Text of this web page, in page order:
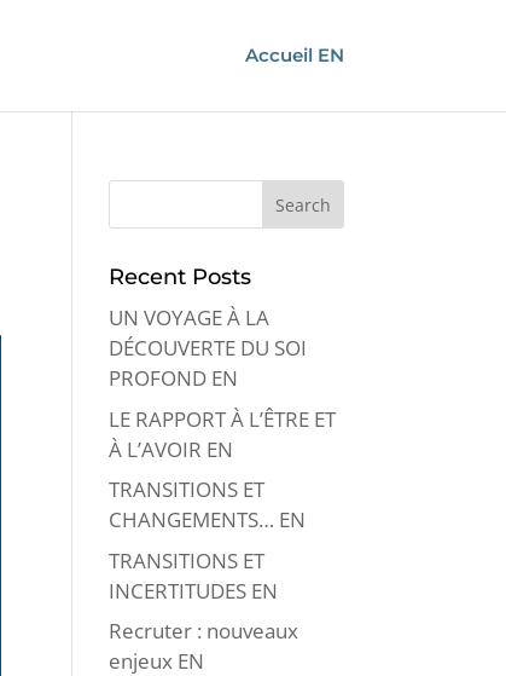
Accueil EN
Recent Posts
UN VOYAGE À LA
DÉCOUVERTE DU SOI
PROFOND EN
LE RAPPORT À L’ÊTRE ET
À L’AVOIR EN
TRANSITIONS ET
CHANGEMENTS… EN
TRANSITIONS ET
INCERTITUDES EN
Recruter : nouveaux
enjeux EN